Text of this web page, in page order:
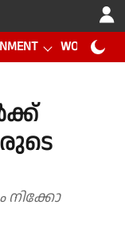
WORLD CUP
നിക്കോ